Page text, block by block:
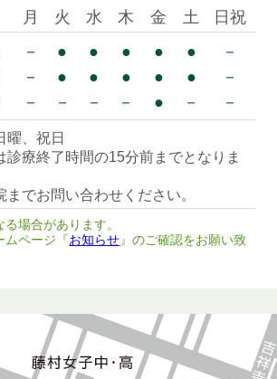
曜、祝日
診療終了時間の15分前までとなりま
でお問い合わせください。
月 火 水 木 金 土 日祝
－ ● ● ● ● ● －
－ ● ● ● ● ● －
－ － － － ● － －
場合があります。
ムページ『お知らせ 』のご確認をお願い致